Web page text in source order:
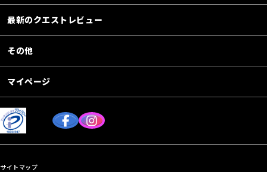
最新のクエストレビュー
その他
マイページ
サイトマップ